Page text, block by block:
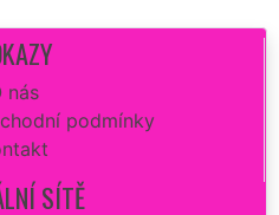
nás
podmínky
SÍTĚ